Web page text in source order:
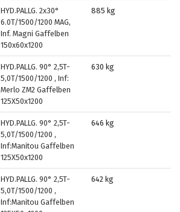
HYD.PALLG. 2x30°
6.0T/1500/1200 MAG,
Inf. Magni Gaffelben
150x60x1200
885 kg
HYD.PALLG. 90° 2,5T-
5,0T/1500/1200 , Inf:
Merlo ZM2 Gaffelben
125X50x1200
630 kg
HYD.PALLG. 90° 2,5T-
5,0T/1500/1200 ,
Inf:Manitou Gaffelben
125X50x1200
646 kg
HYD.PALLG. 90° 2,5T-
5,0T/1500/1200 ,
Inf:Manitou Gaffelben
642 kg